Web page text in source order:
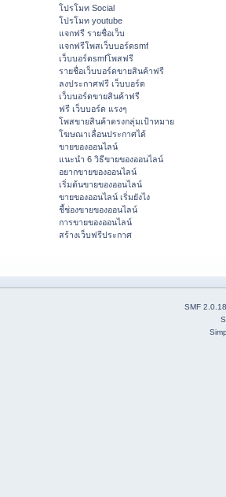
โปรโมท Social
โปรโมท youtube
แจกฟรี รายชื่อเว็บ
แจกฟรีโพสเว็บบอร์ดsmf
เว็บบอร์ดsmfโพสฟรี
รายชื่อเว็บบอร์ดขายสินค้าฟรี
ลงประกาศฟรี เว็บบอร์ด
เว็บบอร์ดขายสินค้าฟรี
ฟรี เว็บบอร์ด แรงๆ
โพสขายสินค้าตรงกลุ่มเป้าหมาย
โฆษณาเลื่อนประกาศได้
ขายของออนไลน์
แนะนำ 6 วิธีขายของออนไลน์
อยากขายของออนไลน์
เริ่มต้นขายของออนไลน์
ขายของออนไลน์ เริ่มยังไง
ชี้ช่องขายของออนไลน์
การขายของออนไลน์
สร้างเว็บฟรีประกาศ
SMF 2.0.18